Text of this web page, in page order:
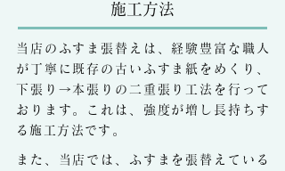
​施工方法
当店のふすま張替えは、経験豊富な職人
が丁寧に既存の古いふすま紙をめくり、
下張り→本張りの二重張り工法を行って
おります。これは、強度が増し長持ちす
る施工方法です。
また、当店では、ふすまを張替えている